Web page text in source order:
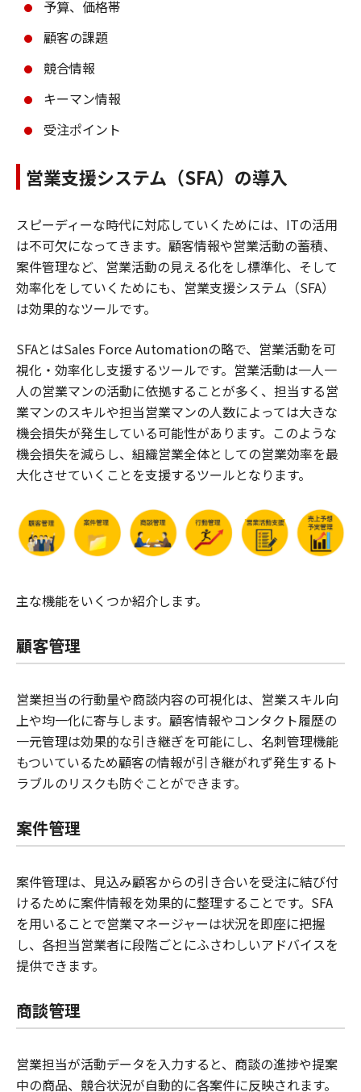
予算、価格帯
顧客の課題
競合情報
キーマン情報
受注ポイント
営業支援システム（SFA）の導入
スピーディーな時代に対応していくためには、ITの活用
は不可欠になってきます。顧客情報や営業活動の蓄積、
案件管理など、営業活動の見える化をし標準化、そして
効率化をしていくためにも、営業支援システム（SFA）
は効果的なツールです。
SFAとはSales Force Automationの略で、営業活動を可
視化・効率化し支援するツールです。営業活動は一人一
人の営業マンの活動に依拠することが多く、担当する営
業マンのスキルや担当営業マンの人数によっては大きな
機会損失が発生している可能性があります。このような
機会損失を減らし、組織営業全体としての営業効率を最
大化させていくことを支援するツールとなります。
主な機能をいくつか紹介します。
顧客管理
営業担当の行動量や商談内容の可視化は、営業スキル向
上や均一化に寄与します。顧客情報やコンタクト履歴の
一元管理は効果的な引き継ぎを可能にし、名刺管理機能
もついているため顧客の情報が引き継がれず発生するト
ラブルのリスクも防ぐことができます。
案件管理
案件管理は、見込み顧客からの引き合いを受注に結び付
けるために案件情報を効果的に整理することです。SFA
を用いることで営業マネージャーは状況を即座に把握
し、各担当営業者に段階ごとにふさわしいアドバイスを
提供できます。
商談管理
営業担当が活動データを入力すると、商談の進捗や提案
中の商品、競合状況が自動的に各案件に反映されます。